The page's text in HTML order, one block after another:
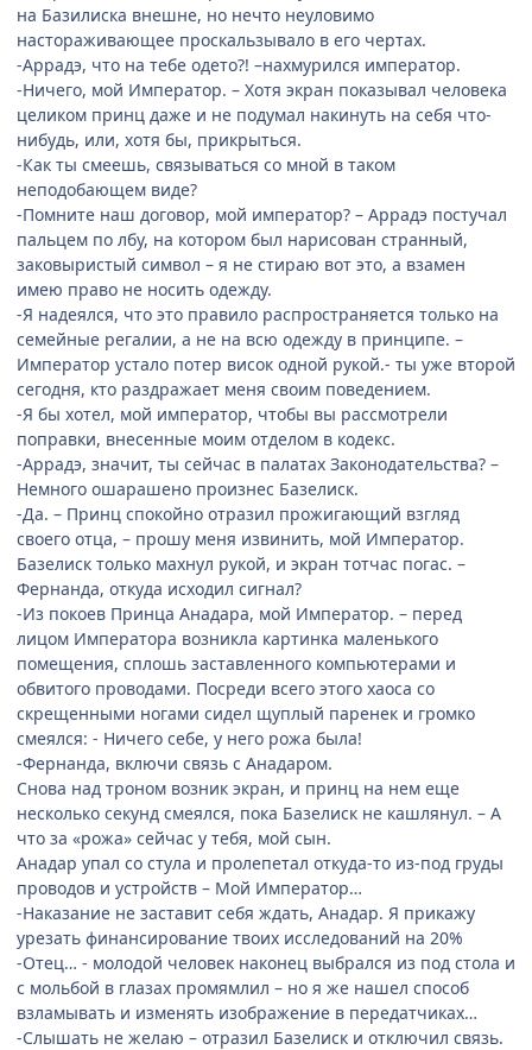
на Базилиска внешне, но нечто неуловимо
настораживающее проскальзывало в его чертах.
-Аррадэ, что на тебе одето?! –нахмурился император.
-Ничего, мой Император. – Хотя экран показывал человека
целиком принц даже и не подумал накинуть на себя что-
нибудь, или, хотя бы, прикрыться.
-Как ты смеешь, связываться со мной в таком
неподобающем виде?
-Помните наш договор, мой император? – Аррадэ постучал
пальцем по лбу, на котором был нарисован странный,
заковыристый символ – я не стираю вот это, а взамен
имею право не носить одежду.
-Я надеялся, что это правило распространяется только на
семейные регалии, а не на всю одежду в принципе. –
Император устало потер висок одной рукой.- ты уже второй
сегодня, кто раздражает меня своим поведением.
-Я бы хотел, мой император, чтобы вы рассмотрели
поправки, внесенные моим отделом в кодекс.
-Аррадэ, значит, ты сейчас в палатах Законодательства? –
Немного ошарашено произнес Базелиск.
-Да. – Принц спокойно отразил прожигающий взгляд
своего отца, – прошу меня извинить, мой Император.
Базелиск только махнул рукой, и экран тотчас погас. –
Фернанда, откуда исходил сигнал?
-Из покоев Принца Анадара, мой Император. – перед
лицом Императора возникла картинка маленького
помещения, сплошь заставленного компьютерами и
обвитого проводами. Посреди всего этого хаоса со
скрещенными ногами сидел щуплый паренек и громко
смеялся: - Ничего себе, у него рожа была!
-Фернанда, включи связь с Анадаром.
Снова над троном возник экран, и принц на нем еще
несколько секунд смеялся, пока Базелиск не кашлянул. – А
что за «рожа» сейчас у тебя, мой сын.
Анадар упал со стула и пролепетал откуда-то из-под груды
проводов и устройств – Мой Император…
-Наказание не заставит себя ждать, Анадар. Я прикажу
урезать финансирование твоих исследований на 20%
-Отец… - молодой человек наконец выбрался из под стола и
с мольбой в глазах промямлил – но я же нашел способ
взламывать и изменять изображение в передатчиках…
-Слышать не желаю – отразил Базелиск и отключил связь.